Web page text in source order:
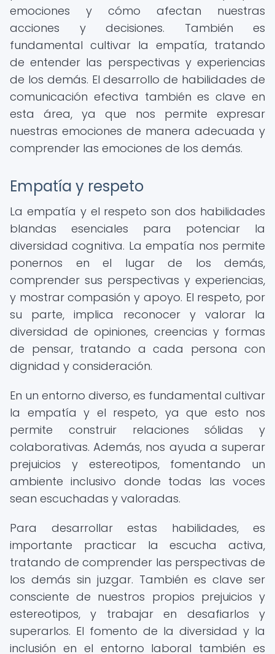
emociones y cómo afectan nuestras
acciones y decisiones. También es
fundamental cultivar la empatía, tratando
de entender las perspectivas y experiencias
de los demás. El desarrollo de habilidades de
comunicación efectiva también es clave en
esta área, ya que nos permite expresar
nuestras emociones de manera adecuada y
comprender las emociones de los demás.
Empatía y respeto
La empatía y el respeto son dos habilidades
blandas esenciales para potenciar la
diversidad cognitiva. La empatía nos permite
ponernos en el lugar de los demás,
comprender sus perspectivas y experiencias,
y mostrar compasión y apoyo. El respeto, por
su parte, implica reconocer y valorar la
diversidad de opiniones, creencias y formas
de pensar, tratando a cada persona con
dignidad y consideración.
En un entorno diverso, es fundamental cultivar
la empatía y el respeto, ya que esto nos
permite construir relaciones sólidas y
colaborativas. Además, nos ayuda a superar
prejuicios y estereotipos, fomentando un
ambiente inclusivo donde todas las voces
sean escuchadas y valoradas.
Para desarrollar estas habilidades, es
importante practicar la escucha activa,
tratando de comprender las perspectivas de
los demás sin juzgar. También es clave ser
consciente de nuestros propios prejuicios y
estereotipos, y trabajar en desafiarlos y
superarlos. El fomento de la diversidad y la
inclusión en el entorno laboral también es